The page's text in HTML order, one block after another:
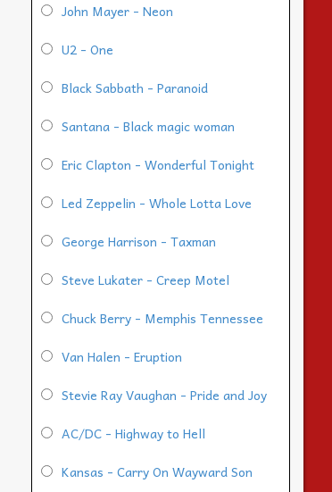
John Mayer - Neon
U2 - One
Black Sabbath - Paranoid
Santana - Black magic woman
Eric Clapton - Wonderful Tonight
Led Zeppelin - Whole Lotta Love
George Harrison - Taxman
Steve Lukater - Creep Motel
Chuck Berry - Memphis Tennessee
Van Halen - Eruption
Stevie Ray Vaughan - Pride and Joy
AC/DC - Highway to Hell
Kansas - Carry On Wayward Son